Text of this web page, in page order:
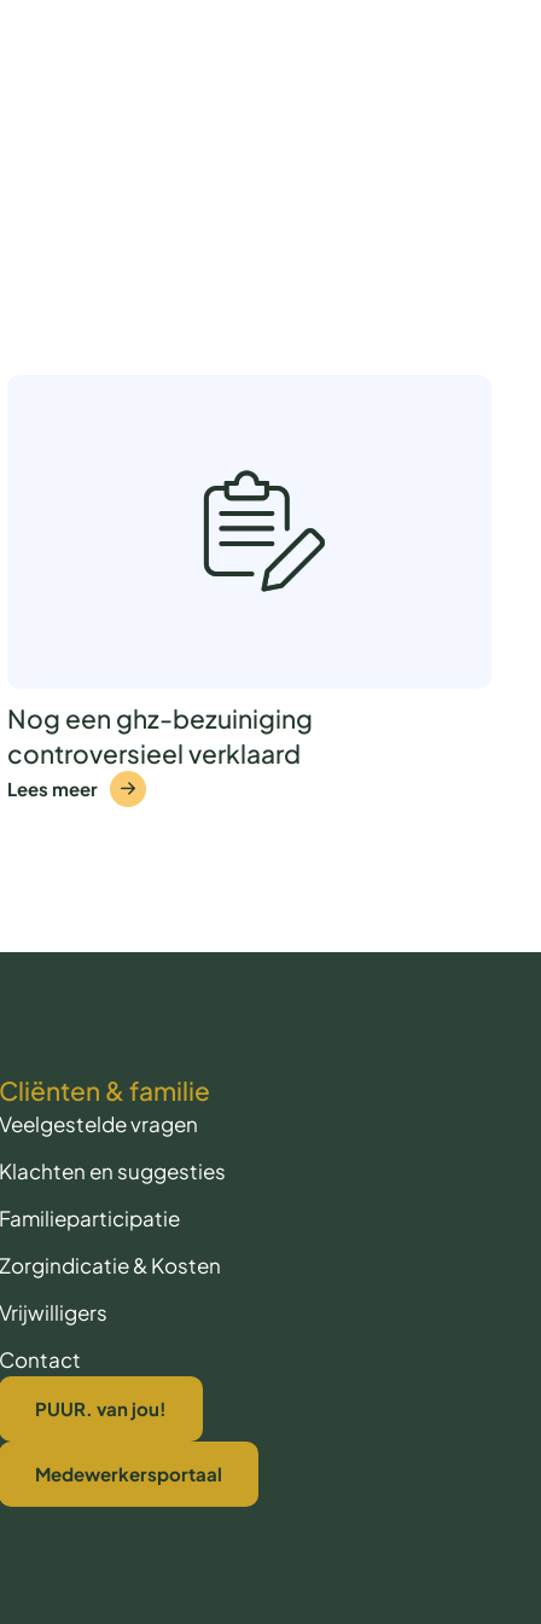
Nog een ghz-bezuiniging
controversieel verklaard
Lees meer
& familie
vragen
en suggesties
& Kosten
PUUR. van jou!
Medewerkersportaal